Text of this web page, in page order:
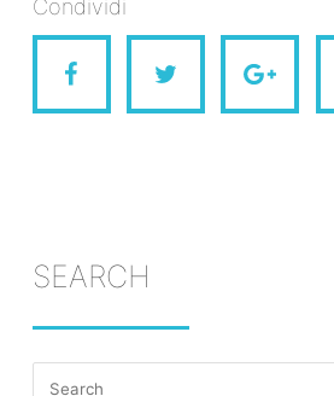
Condividi
SEARCH
Search